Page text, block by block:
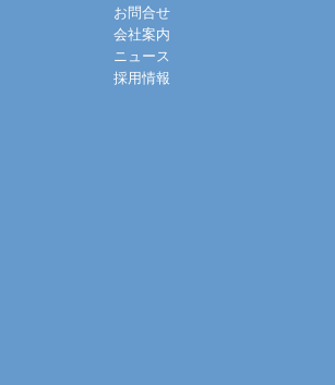
お問合せ
会社案内
ニュース
採用情報